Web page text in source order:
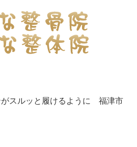
がスルッと履けるように 福津市